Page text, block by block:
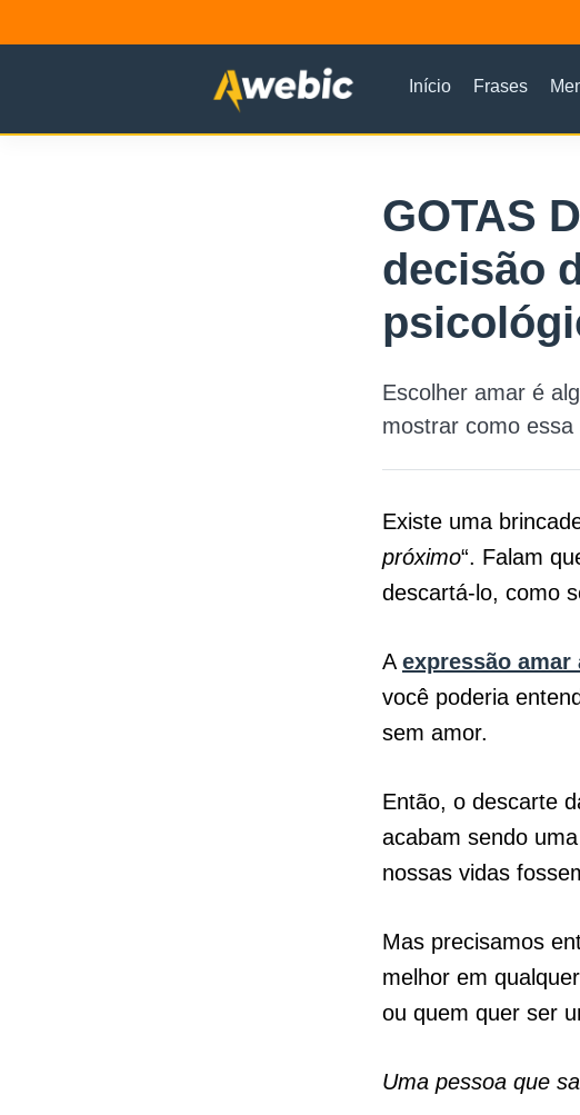
Início Frases
GOTAS
decisão
Escolher amar é
mostrar como
Existe uma
próximo“. Falam
descartá-lo, como
A expressão
você poderia
sem amor.
Então, o descarte
acabam sendo
nossas vidas
Mas precisamos
melhor em
ou quem quer ser
Uma pessoa que